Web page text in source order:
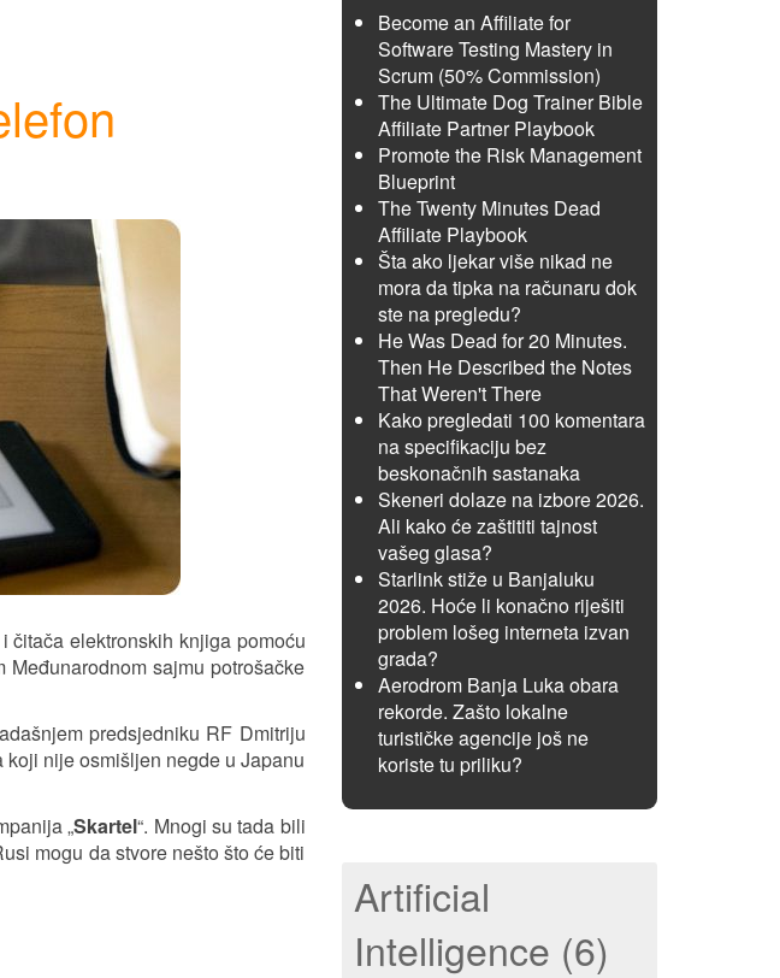
elektronskih knjiga pomoću
sajmu potrošačke
predsjedniku RF Dmitriju
koji nije osmišljen negde u Japanu
„Skartel“. Mnogi su tada bili
mogu da stvore nešto što će biti
Become an Affiliate for
Software Testing Mastery in
Scrum (50% Commission)
The Ultimate Dog Trainer Bible
Affiliate Partner Playbook
Promote the Risk Management
Blueprint
The Twenty Minutes Dead
Affiliate Playbook
Šta ako ljekar više nikad ne
mora da tipka na računaru dok
ste na pregledu?
He Was Dead for 20 Minutes.
Then He Described the Notes
That Weren't There
Kako pregledati 100 komentara
na specifikaciju bez
beskonačnih sastanaka
Skeneri dolaze na izbore 2026.
Ali kako će zaštititi tajnost
vašeg glasa?
Starlink stiže u Banjaluku
2026. Hoće li konačno riješiti
problem lošeg interneta izvan
grada?
Aerodrom Banja Luka obara
rekorde. Zašto lokalne
turističke agencije još ne
koriste tu priliku?
Artificial
Intelligence (6)